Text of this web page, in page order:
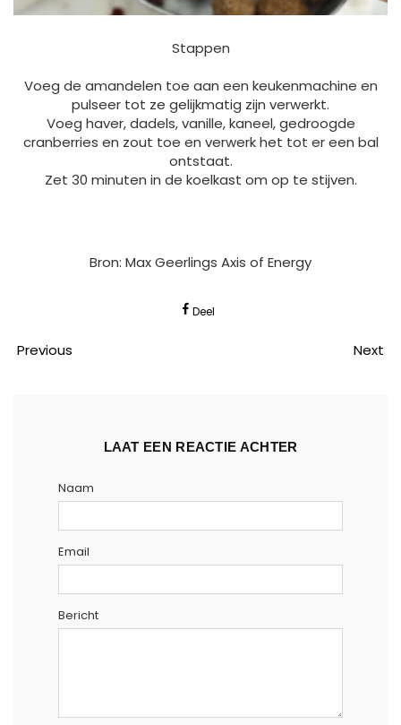
Stappen
Voeg de amandelen toe aan een keukenmachine en
pulseer tot ze gelijkmatig zijn verwerkt.
Voeg haver, dadels, vanille, kaneel, gedroogde
cranberries en zout toe en verwerk het tot er een bal
ontstaat.
Zet 30 minuten in de koelkast om op te stijven.
Bron: Max Geerlings Axis of Energy
Deel
Previous Next
LAAT EEN REACTIE ACHTER
Naam
Email
Bericht